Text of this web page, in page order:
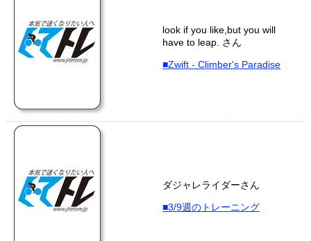
look if you like,but you will
have to leap. さん
■Zwift - Climber's Paradise
ダジャレライダーさん
■3/9週のトレーニング